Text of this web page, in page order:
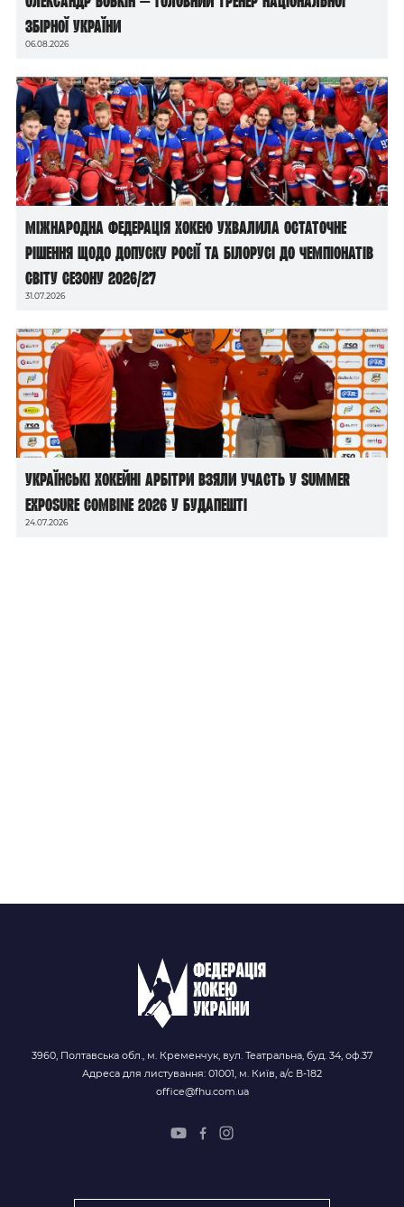
збірної України
06.08.2026
Міжнародна федерація хокею ухвалила остаточне
рішення щодо допуску росії та білорусі до чемпіонатів
світу сезону 2026/27
31.07.2026
Українські хокейні арбітри взяли участь у Summer
Exposure Combine 2026 у Будапешті
24.07.2026
3960, Полтавська обл., м. Кременчук, вул. Театральна, буд. 34, оф.37
Адреса для листування: 01001, м. Київ, а/с В-182
office@fhu.com.ua